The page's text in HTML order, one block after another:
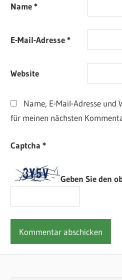
Name*
E-Mail-Adresse*
Website
Name, E-Mail-Adresse und
für meinen nächsten
Captcha*
Geben Sie den